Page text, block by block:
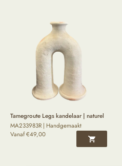
Tamegroute Legs kandelaar | naturel
MA233983R | Handgemaakt
Vanaf€49,00